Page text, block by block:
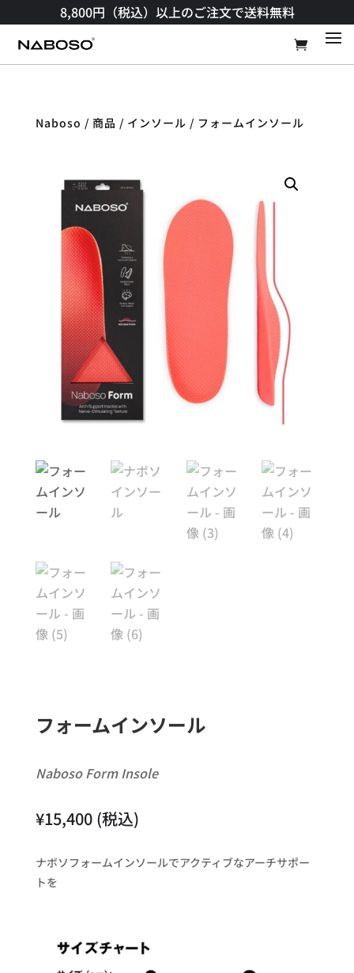
8,800円（税込）以上のご注文で送料無料​
Naboso / 商品​ / インソール / フォームインソール​
フォームインソール​
Naboso Form Insole
¥15,400 (税込)
ナボソフォームインソールでアクティブなアーチサポー
トを​